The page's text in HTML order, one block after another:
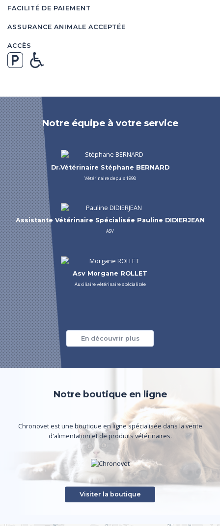
FACILITÉ DE PAIEMENT
ASSURANCE ANIMALE ACCEPTÉE
ACCÈS
Notre équipe à votre service
Dr.Vétérinaire Stéphane BERNARD
Vétérinaire depuis 1998
Assistante Vétérinaire Spécialisée Pauline DIDIERJEAN
ASV
Asv Morgane ROLLET
Auxiliaire vétérinaire spécialisée
En découvrir plus
Notre boutique en ligne
Chronovet est une boutique en ligne spécialisée dans la vente
d'alimentation et de produits vétérinaires.
Visiter la boutique